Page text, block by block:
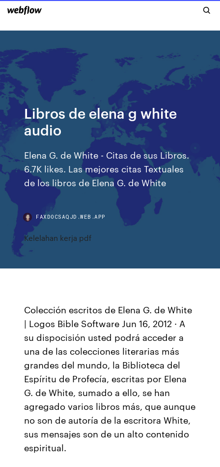
Libros de elena g white
audio
Elena G. de White - Citas de sus Libros.
6.7K likes. Las mejores citas Textuales
de los libros de Elena G. de White
FAXDOCSAQJD.WEB.APP
Kelelahan kerja pdf
Colección escritos de Elena G. de White
| Logos Bible Software Jun 16, 2012 · A
su dispocisión usted podrá acceder a
una de las colecciones literarias más
grandes del mundo, la Biblioteca del
Espíritu de Profecía, escritas por Elena
G. de White, sumado a ello, se han
agregado varios libros más, que aunque
no son de autoría de la escritora White,
sus mensajes son de un alto contenido
espiritual.